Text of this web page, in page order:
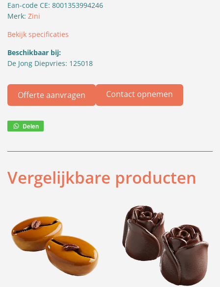
Ean-code CE: 8001353994246
Merk: Zini
Bekijk specificaties
Beschikbaar bij:
De Jong Diepvries: 125018
Offerte aanvragen Contact opnemen
Delen
Vergelijkbare producten